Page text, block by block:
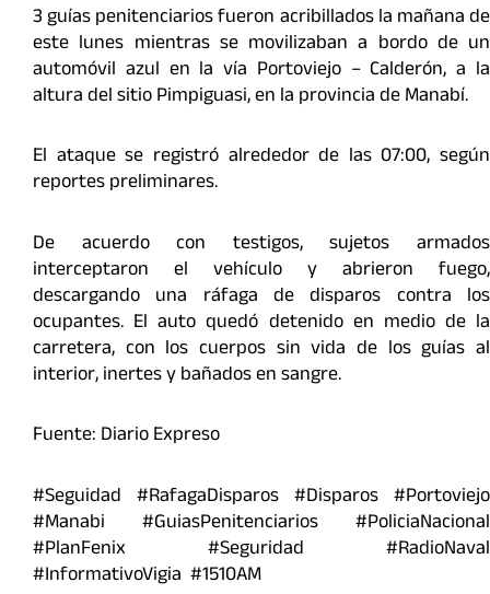
3 guías penitenciarios fueron acribillados la mañana de
este lunes mientras se movilizaban a bordo de un
automóvil azul en la vía Portoviejo – Calderón, a la
altura del sitio Pimpiguasi, en la provincia de Manabí.
El ataque se registró alrededor de las 07:00, según
reportes preliminares.
De acuerdo con testigos, sujetos armados
interceptaron el vehículo y abrieron fuego,
descargando una ráfaga de disparos contra los
ocupantes. El auto quedó detenido en medio de la
carretera, con los cuerpos sin vida de los guías al
interior, inertes y bañados en sangre.
Fuente: Diario Expreso
#Seguidad #RafagaDisparos #Disparos #Portoviejo
#Manabi #GuiasPenitenciarios #PoliciaNacional
#PlanFenix #Seguridad #RadioNaval
#InformativoVigia #1510AM